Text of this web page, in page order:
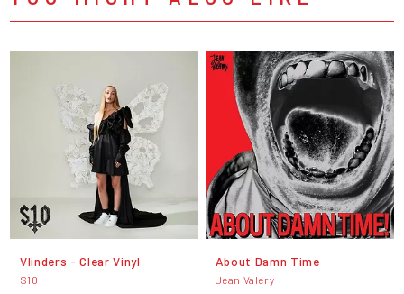
Vlinders - Clear Vinyl
S10
About Damn Time
Jean Valery